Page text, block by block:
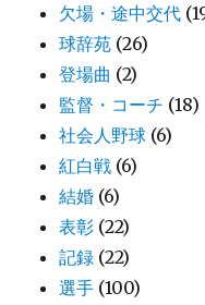
欠場・途中交代
球辞苑 (26)
登場曲 (2)
監督・コーチ (18)
社会人野球 (6)
紅白戦 (6)
結婚 (6)
表彰 (22)
記録 (22)
選手 (100)